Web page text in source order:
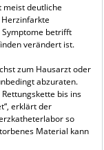
meist deutliche
betrifft
verändert ist.
zum Hausarzt oder
abzuraten.
bis ins
erklärt der
so
Material kann